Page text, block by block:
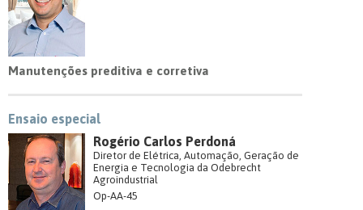
Manutenções preditiva e corretiva
Ensaio especial
Rogério Carlos Perdoná
Diretor de Elétrica, Automação, Geração de
Energia e Tecnologia da Odebrecht
Agroindustrial
Op-AA-45